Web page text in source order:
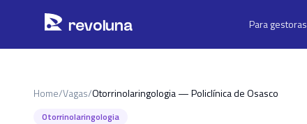
revoluna Para gestoras
Home/Vagas/Otorrinolaringologia — Policlínica de Osasco
Otorrinolaringologia